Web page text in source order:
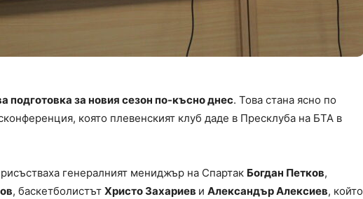
подготовка за новия сезон по-късно днес. Това стана ясно по
която плевенският клуб даде в Пресклуба на БТА в
генералният мениджър на Спартак Богдан Петков,
, баскетболистът Христо Захариев и Александър Алексиев, който